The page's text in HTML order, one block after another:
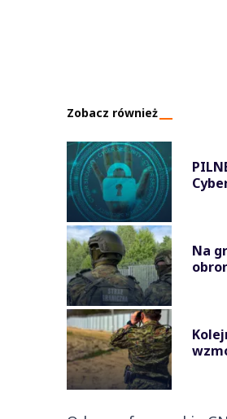
Zobacz również
Na